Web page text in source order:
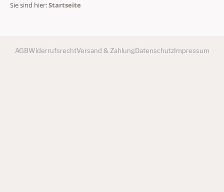
Sie sind hier:Startseite
AGBWiderrufsrechtVersand & ZahlungDatenschutzImpressum